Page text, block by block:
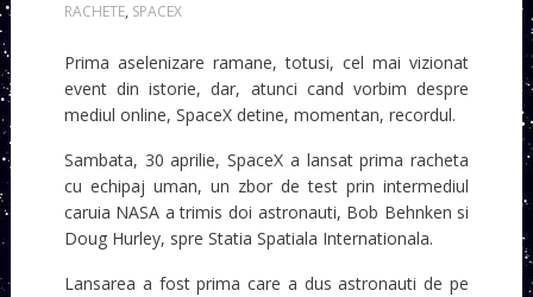
RACHETE, SPACEX
Prima aselenizare ramane, totusi, cel mai vizionat
event din istorie, dar, atunci cand vorbim despre
mediul online, SpaceX detine, momentan, recordul.
Sambata, 30 aprilie, SpaceX a lansat prima racheta
cu echipaj uman, un zbor de test prin intermediul
caruia NASA a trimis doi astronauti, Bob Behnken si
Doug Hurley, spre Statia Spatiala Internationala.
Lansarea a fost prima care a dus astronauti de pe